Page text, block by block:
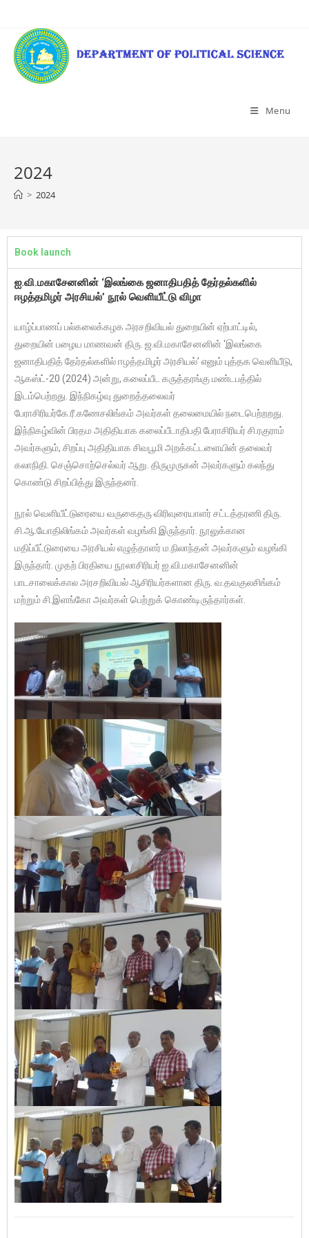
Menu
2024
> 2024
Book launch
ஐ.வி.மகாசேனனின் ‘இலங்கை ஜனாதிபதித் தேர்தல்களில்
ஈழத்தமிழர் அரசியல்’ நூல் வெளியீட்டு விழா
யாழ்ப்பாணப் பல்கலைக்கழக அரசறிவியல் துறையின் ஏற்பாட்டில்,
துறையின் பழைய மாணவன் திரு. ஜ.வி.மகாசேனனின் ‘இலங்கை
ஜனாதிபதித் தேர்தல்களில் ஈழத்தமிழர் அரசியல்’ எனும் புத்தக வெளியீடு,
ஆகஸ்ட்-20 (2024) அன்று, கலைப்பீட கருத்தரங்கு மண்டபத்தில்
இடம்பெற்றது. இந்நிகழ்வு துறைத்தலைவர்
பேராசிரியர்கே.ரீ.கணேசலிங்கம் அவர்கள் தலைமையில் நடைபெற்றறது.
இந்நிகழ்வின் பிரதம அதிதியாக கலைப்பீடாதிபதி பேராசிரியர் சி.ரகுராம்
அவர்களும், சிறப்பு அதிதியாக சிவபூமி அறக்கட்டளையின் தலைவர்
கலாநிதி. செஞ்சொற்செல்வர் ஆறு. திருமுருகன் அவர்களும் கலந்து
கொண்டு சிறப்பித்து இருந்தனர்.
நூல் வெளியீட்டுரையை வருகைதரு விரிவுரையாளர் சட்டத்தரணி திரு.
சி.ஆ.யோதிலிங்கம் அவர்கள் வழங்கி இருந்தார். நூலுக்கான
மதிப்பீட்டுரையை அரசியல் எழுத்தாளர் ம.நிலாந்தன் அவர்களும் வழங்கி
இருந்தார். முதற் பிரதியை நூலாசிரியர் ஐ.வி.மகாசேனனின்
பாடசாலைக்கால அரசறிவியல் ஆசிரியர்களான திரு. வ.தவகுலசிங்கம்
மற்றும் சி.இளங்கோ அவர்கள் பெற்றுக் கொண்டிருந்தார்கள்.